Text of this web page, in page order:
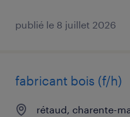
publié le 8 juillet 2026
fabricant bois (f/h)
rétaud, charente-